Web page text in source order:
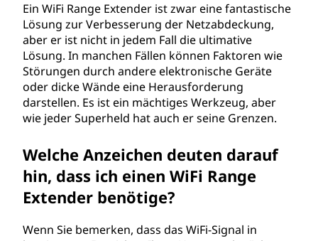
Ein WiFi Range Extender ist zwar eine fantastische
Lösung zur Verbesserung der Netzabdeckung,
aber er ist nicht in jedem Fall die ultimative
Lösung. In manchen Fällen können Faktoren wie
Störungen durch andere elektronische Geräte
oder dicke Wände eine Herausforderung
darstellen. Es ist ein mächtiges Werkzeug, aber
wie jeder Superheld hat auch er seine Grenzen.
Welche Anzeichen deuten darauf
hin, dass ich einen WiFi Range
Extender benötige?
Wenn Sie bemerken, dass das WiFi-Signal in